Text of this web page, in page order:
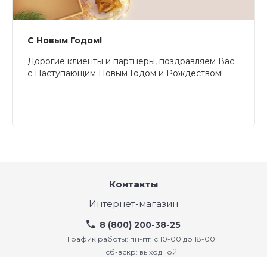
С Новым Годом!
Дорогие клиенты и партнеры, поздравляем Вас
с Наступающим Новым Годом и Рождеством!
Контакты
Интернет-магазин
8 (800) 200-38-25
График работы: пн-пт: с 10-00 до 18-00
сб-вскр: выходной